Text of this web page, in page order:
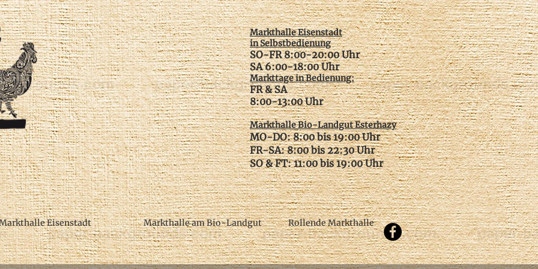
Markthalle Eisenstadt
in Selbstbedienung
SO-FR 8:00-20:00 Uhr
SA 6:00-18:00 Uhr
Markttage in Bedienung:
FR & SA
​8:00-13:00 Uhr
Markthalle Bio-Landgut Esterhazy
MO-DO: 8:00 bis 19:00 Uhr
FR-SA: 8:00 bis 22:30 Uhr
SO & FT: 11:00 bis 19:00 Uhr
Eisenstadt Markthalle am Bio-Landgut Rollende Markthalle